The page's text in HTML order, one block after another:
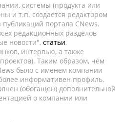
системы (продукта или
и т.п. создается редактором
портала CNews.
редакционных разделов
новости", статьи,
интервью, а также
Таким образом, чем
было с именем компании
информативен профиль.
(обогащен) дополнительной
о компании или